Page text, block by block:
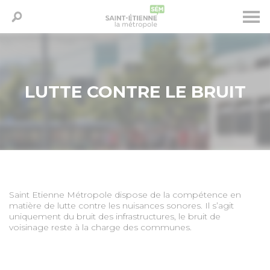
PRÉSERVER - RECYCLER
ÉTUDIER - ENTREPRENDRE
DISPOSITIFS SOCIAUX - INSERTION
LUTTE CONTRE LE BRUIT
Saint Etienne Métropole dispose de la compétence en
matière de lutte contre les nuisances sonores. Il s’agit
uniquement du bruit des infrastructures, le bruit de
voisinage reste à la charge des communes.